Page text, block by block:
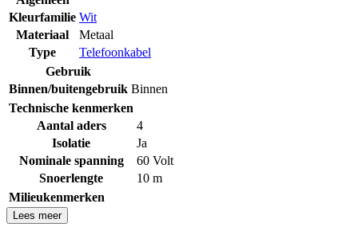
Kleurfamilie Wit
Materiaal
Metaal
Type
Telefoonkabel
Gebruik
Binnen/buitengebruik Binnen
Technische kenmerken
Aantal aders
4
Isolatie
Ja
Nominale spanning
60 Volt
Snoerlengte
10 m
Milieukenmerken
Lees meer